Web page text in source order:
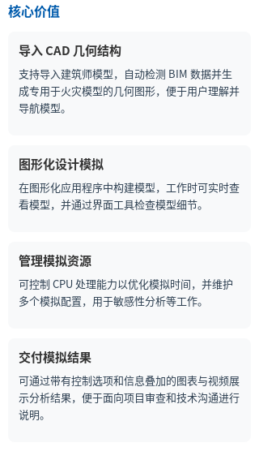
核心价值
导入 CAD 几何结构
支持导入建筑师模型，自动检测 BIM 数据并生
成专用于火灾模型的几何图形，便于用户理解并
导航模型。
图形化设计模拟
在图形化应用程序中构建模型，工作时可实时查
看模型，并通过界面工具检查模型细节。
管理模拟资源
可控制 CPU 处理能力以优化模拟时间，并维护
多个模拟配置，用于敏感性分析等工作。
交付模拟结果
可通过带有控制选项和信息叠加的图表与视频展
示分析结果，便于面向项目审查和技术沟通进行
说明。